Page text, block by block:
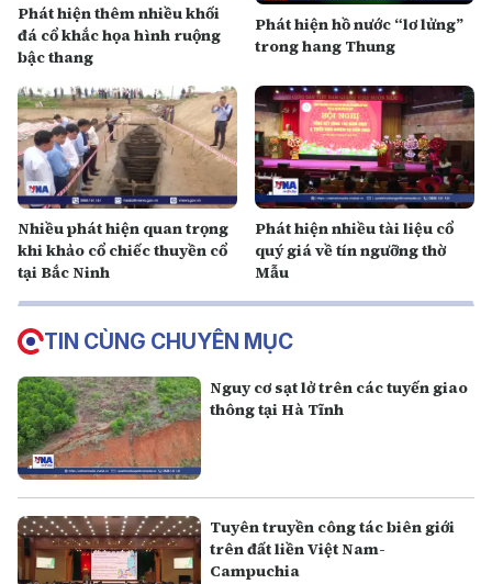
Phát hiện thêm nhiều khối
đá cổ khắc họa hình ruộng
bậc thang
Phát hiện hồ nước “lơ lửng”
trong hang Thung
Nhiều phát hiện quan trọng
khi khảo cổ chiếc thuyền cổ
tại Bắc Ninh
Phát hiện nhiều tài liệu cổ
quý giá về tín ngưỡng thờ
Mẫu
TIN CÙNG CHUYÊN MỤC
Nguy cơ sạt lở trên các tuyến giao
thông tại Hà Tĩnh
Tuyên truyền công tác biên giới
trên đất liền Việt Nam-
Campuchia